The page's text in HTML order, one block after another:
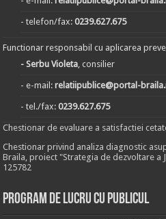
- telefon/fax:0239.627.675
Functionar responsabil cu aplicarea
- Serbu Violeta, consilier
- e-mail:relatiipublice@portal-
- tel./fax:0239.627.675
Chestionar de evaluare a satisfactiei
Chestionar privind analiza diagnostic
Braila, proiect "Strategia de dezvoltare a
125782
Program de lucru cu publicul